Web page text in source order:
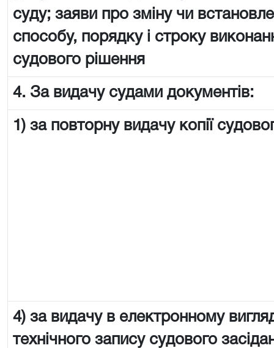
суду; заяви про зміну чи
способу, порядку і строку
судового рішення
4. За видачу судами документів:
1) за повторну видачу копії
4) за видачу в електронному
технічного запису судового